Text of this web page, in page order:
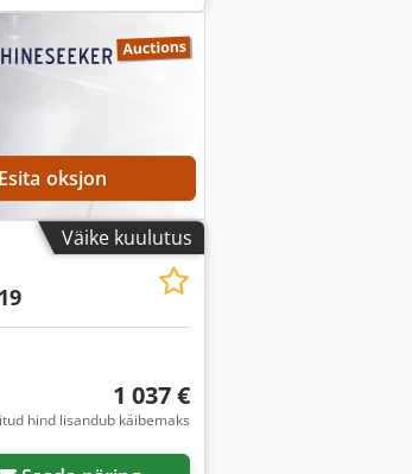
Esita oksjon
Väike kuulutus
1 037 €
hind lisandub käibemaks